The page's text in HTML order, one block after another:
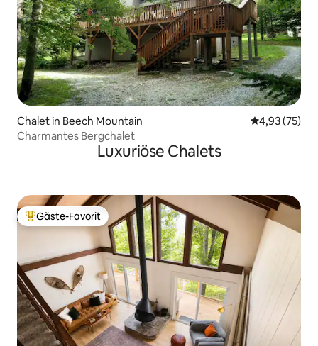
Chalet in Beech Mountain
4,93 (75)
Charmantes Bergchalet
Luxuriöse Chalets
Beliebter Gäste-Favorit.
Gäste-Favorit